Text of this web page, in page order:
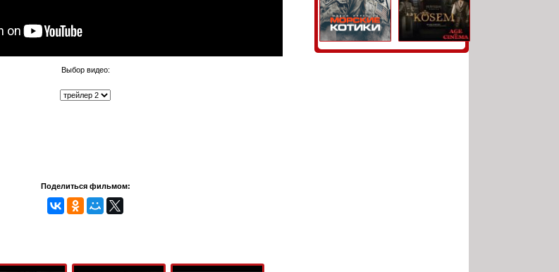
Выбор видео:
Поделиться фильмом: